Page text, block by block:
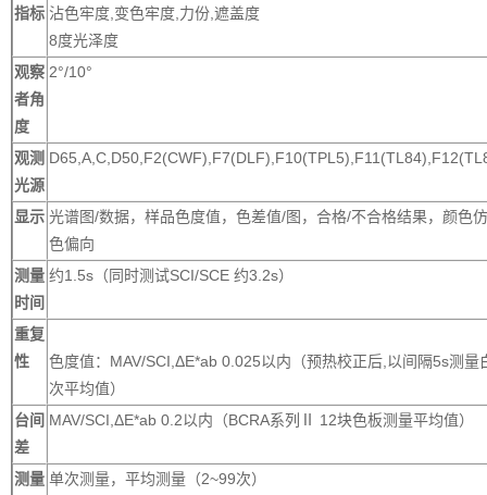
指标 沾色牢度,变色牢度,力份,遮盖度
8度光泽度
观察
者角
度
2°/10°
观测
光源
显示 光谱图/数据，样品色度值，色差值/图，合格/不合格结果，颜色
色偏向
测量
时间
约1.5s（同时测试SCI/SCE 约3.2s）
重复
性
色度值：MAV/SCI,ΔE*ab 0.025以内（预热校正后,以间隔5s测量
次平均值）
台间
差
MAV/SCI,ΔE*ab 0.2以内（BCRA系列Ⅱ 12块色板测量平均值）
测量 单次测量，平均测量（2~99次）